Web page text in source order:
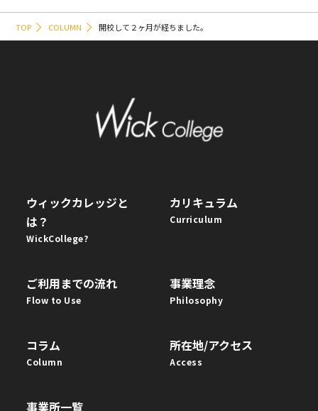
TOP COLUMN 開校して２ヶ月が経ちました。
ウィックカレッジと
は？
WickCollege?
カリキュラム
Curriculum
ご利用までの流れ
Flow to Use
事業理念
Philosophy
コラム
Column
所在地/アクセス
Access
事業所一覧